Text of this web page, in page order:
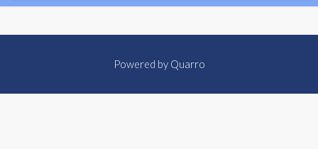
Powered by Quarro